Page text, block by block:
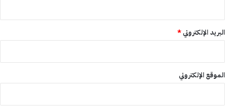
البريد الإلكتروني*
الموقع الإلكتروني